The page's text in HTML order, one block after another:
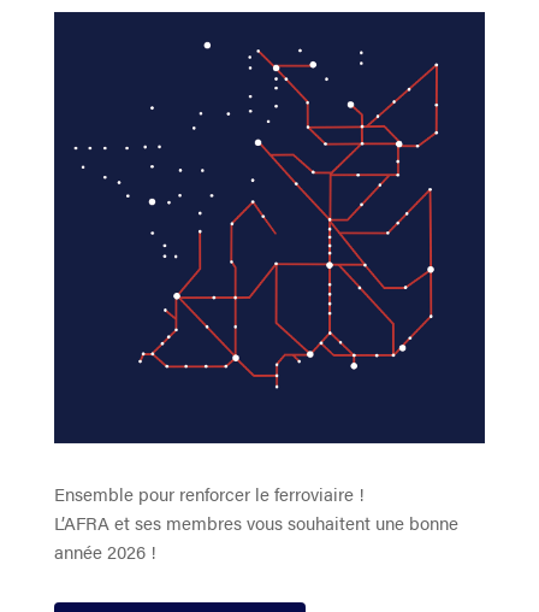
Ensemble pour renforcer le ferroviaire !
L’AFRA et ses membres vous souhaitent une bonne
année 2026 !